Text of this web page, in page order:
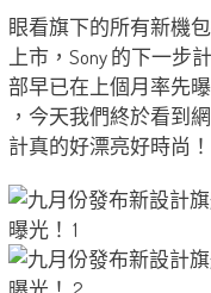
眼看旗下的所有新機包
上市，Sony 的下一步
部早已在上個月率先
，今天我們終於看到
計真的好漂亮好時尚！